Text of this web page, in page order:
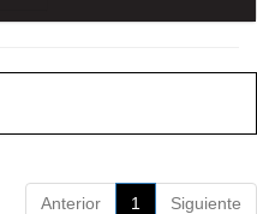
Anterior 1 Siguiente